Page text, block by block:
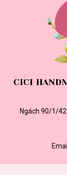
CICI
Ngách 90/1/42